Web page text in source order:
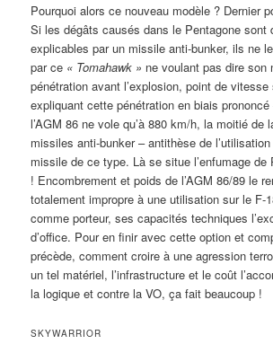
Pourquoi alors ce nouveau modèle ? Dernier
Si les dégâts causés dans le Pentagone sont
explicables par un missile anti-bunker, ils ne
par ce « Tomahawk » ne voulant pas dire son
pénétration avant l’explosion, point de vitesse
expliquant cette pénétration en biais
l’AGM 86 ne vole qu’à 880 km/h, la moitié de
missiles anti-bunker – antithèse de l’utilisation
missile de ce type. Là se situe l’enfumage de
! Encombrement et poids de l’AGM 86/89 le
totalement impropre à une utilisation sur le F-
comme porteur, ses capacités techniques
d’office. Pour en finir avec cette option et
précède, comment croire à une agression
un tel matériel, l’infrastructure et le coût
la logique et contre la VO, ça fait beaucoup !
SKYWARRIOR